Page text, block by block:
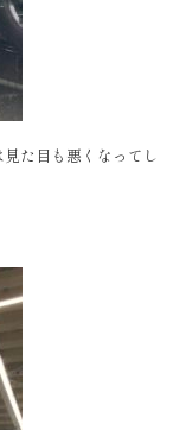
た目も悪くなってし